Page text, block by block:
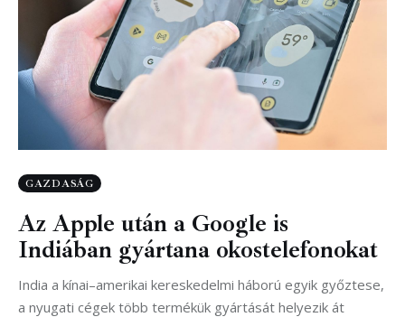
GAZDASÁG
Az Apple után a Google is
Indiában gyártana okostelefonokat
India a kínai–amerikai kereskedelmi háború egyik győztese,
a nyugati cégek több termékük gyártását helyezik át